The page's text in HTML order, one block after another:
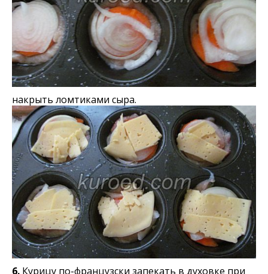
накрыть ломтиками сыра.
6. Курицу по-французски запекать в духовке при